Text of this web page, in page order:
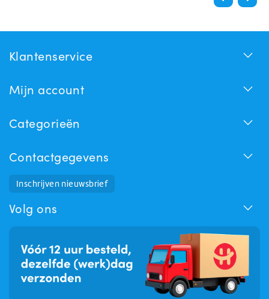
Klantenservice
Mijn account
Categorieën
Contactgegevens
Inschrijven nieuwsbrief
Volg ons